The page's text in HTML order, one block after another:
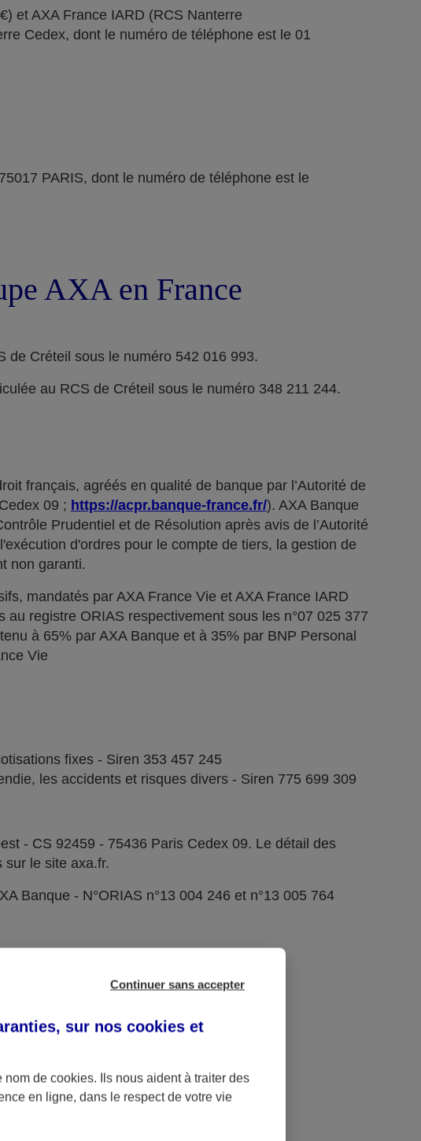
et AXA France IARD (RCS Nanterre
Cedex, dont le numéro de téléphone est le 01
PARIS, dont le numéro de téléphone est le
AXA en France
de Créteil sous le numéro 542 016 993.
au RCS de Créteil sous le numéro 348 211 244.
français, agréés en qualité de banque par l’Autorité de
09 ; https://acpr.banque-france.fr/). AXA Banque
Prudentiel et de Résolution après avis de l’Autorité
d'ordres pour le compte de tiers, la gestion de
non garanti.
mandatés par AXA France Vie et AXA France IARD
registre ORIAS respectivement sous les n°07 025 377
à 65% par AXA Banque et à 35% par BNP Personal
Vie
fixes - Siren 353 457 245
les accidents et risques divers - Siren 775 699 309
- CS 92459 - 75436 Paris Cedex 09. Le détail des
sur le site axa.fr.
Banque - N°ORIAS n°13 004 246 et n°13 005 764
Continuer sans accepter
sur nos cookies et
nom de cookies. Ils nous aident à traiter des
en ligne, dans le respect de votre vie